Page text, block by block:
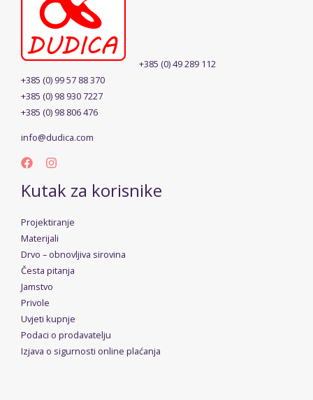
+385 (0) 49 289 112
+385 (0) 99 57 88 370
+385 (0) 98 930 7227
+385 (0) 98 806 476
info@dudica.com
Kutak za korisnike
Projektiranje
Materijali
Drvo – obnovljiva sirovina
Česta pitanja
Jamstvo
Privole
Uvjeti kupnje
Podaci o prodavatelju
Izjava o sigurnosti online plaćanja